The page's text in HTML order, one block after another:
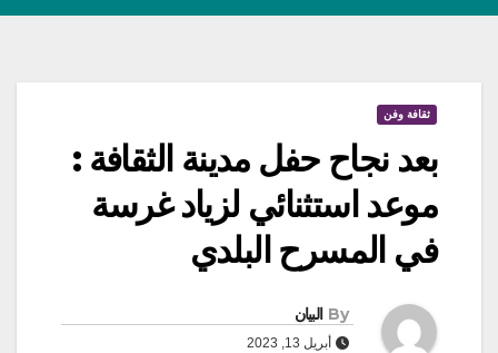
ثقافة وفن
بعد نجاح حفل مدينة الثقافة :
موعد استثنائي لزياد غرسة
في المسرح البلدي
By البيان
أبريل 13, 2023